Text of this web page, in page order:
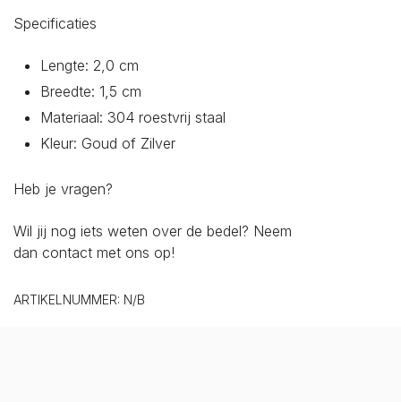
Specificaties
Lengte: 2,0 cm
Breedte: 1,5 cm
Materiaal: 304 roestvrij staal
Kleur: Goud of Zilver
Heb je vragen?
Wil jij nog iets weten over de bedel? Neem
dan contact met ons op!
ARTIKELNUMMER: N/B